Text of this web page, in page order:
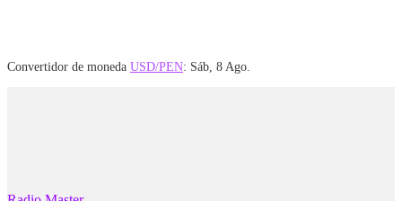
Convertidor de moneda USD/PEN: Sáb, 8 Ago.